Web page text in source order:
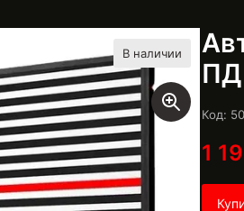
В наличии
Код:
1